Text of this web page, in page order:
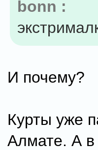
bonn :
И почему?
Курты уже
Алмате. А в